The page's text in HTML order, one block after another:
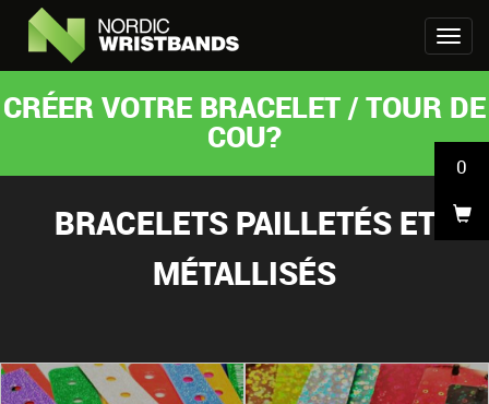
0
CRÉER VOTRE BRACELET / TOUR DE
COU?
BRACELETS PAILLETÉS ET
MÉTALLISÉS